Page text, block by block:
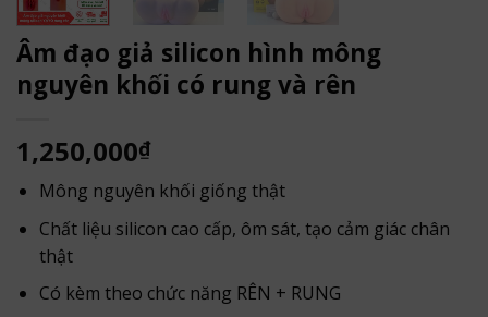
Âm đạo giả silicon hình mông
nguyên khối có rung và rên
1,250,000₫
Mông nguyên khối giống thật
Chất liệu silicon cao cấp, ôm sát, tạo cảm giác chân
thật
Có kèm theo chức năng RÊN + RUNG